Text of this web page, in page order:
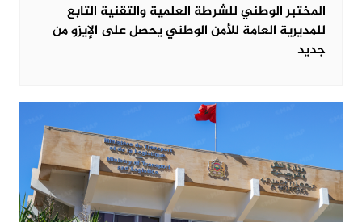
المختبر الوطني للشرطة العلمية والتقنية التابع
للمديرية العامة للأمن الوطني يحصل على الإيزو من
جديد